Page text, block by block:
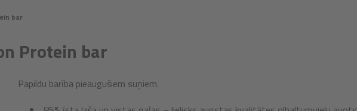
bar
Protein bar
Papildu barība pieaugušiem suņiem.